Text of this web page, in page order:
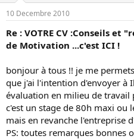
10 Decembre 2010
Re : VOTRE CV :Conseils
de Motivation ...c'est ICI !
bonjour à tous !! je me
que j'ai l'intention d'envoyer à
évaluation en milieu de travail
c'est un stage de 80h maxi ou
mais en revanche l'entreprise
PS: toutes remarques bonnes